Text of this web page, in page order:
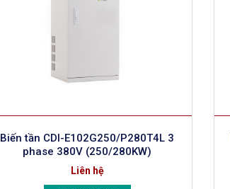
Biến tần CDI-E102G250/P280T4L 3
phase 380V (250/280KW)
Liên hệ